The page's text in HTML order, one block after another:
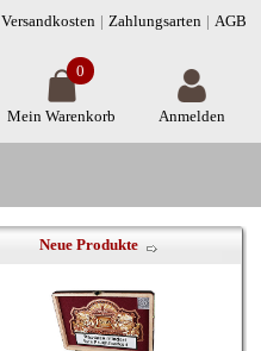
Versandkosten Zahlungsarten AGB
Anmelden
Mein Warenkorb
0
Neue Produkte